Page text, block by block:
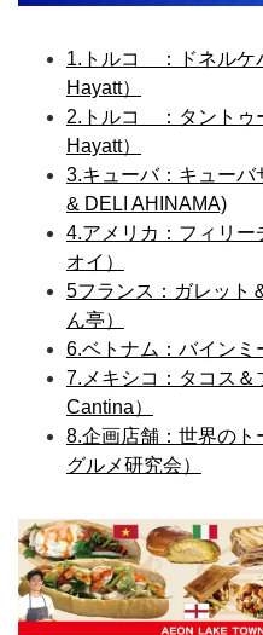
1.トルコ ：ドネルケ
Hayatt）
2.トルコ ：タントゥ
Hayatt）
3.キューバ：キュー
& DELI AHINAMA)
4.アメリカ：フィリ
オイ）
5フランス：ガレット
ん亭）
6.ベトナム：バインミ
7.メキシコ：タコス＆
Cantina）
8.企画店舗：世界の
グルメ研究会）